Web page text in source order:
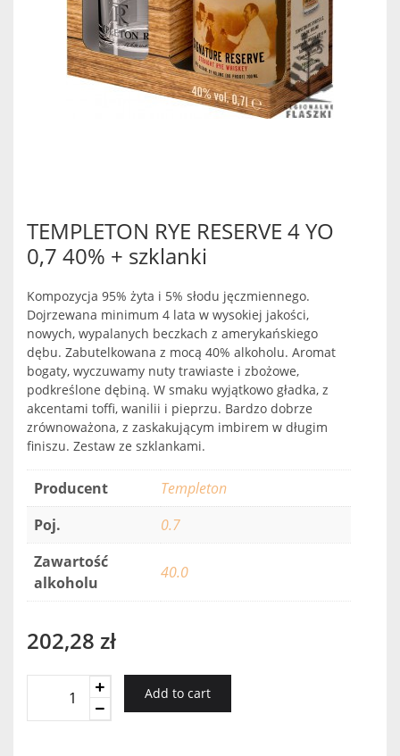
TEMPLETON RYE RESERVE 4 YO
0,7 40% + szklanki
Kompozycja 95% żyta i 5% słodu jęczmiennego.
Dojrzewana minimum 4 lata w wysokiej jakości,
nowych, wypalanych beczkach z amerykańskiego
dębu. Zabutelkowana z mocą 40% alkoholu. Aromat
bogaty, wyczuwamy nuty trawiaste i zbożowe,
podkreślone dębiną. W smaku wyjątkowo gładka, z
akcentami toffi, wanilii i pieprzu. Bardzo dobrze
zrównoważona, z zaskakującym imbirem w długim
finiszu. Zestaw ze szklankami.
Producent
Templeton
Poj.
0.7
Zawartość
alkoholu
40.0
202,28 zł
TEMPLETON
Add to cart